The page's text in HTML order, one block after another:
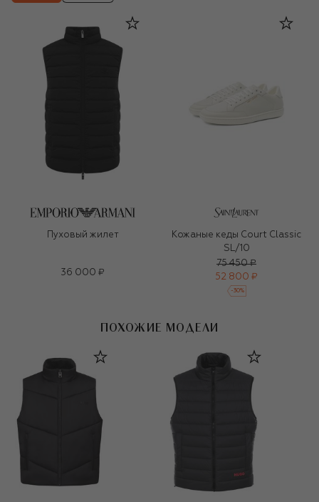
Пуховый жилет
36 000 ₽
Кожаные кеды Court Classic
SL/10
75 450 ₽
52 800 ₽
-30%
ПОХОЖИЕ МОДЕЛИ